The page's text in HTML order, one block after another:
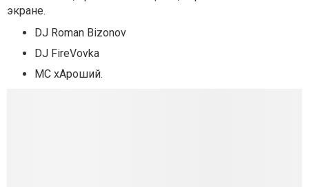
экране.
DJ Roman Bizonov
DJ FireVovka
MC хАроший.